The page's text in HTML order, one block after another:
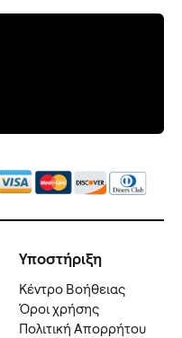
Υποστήριξη
Kέντρο Βοήθειας
Όροι χρήσης
Πολιτική Απορρήτου